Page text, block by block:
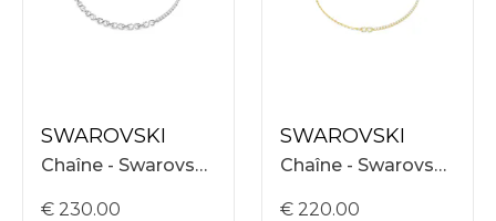
SWAROVSKI
Chaîne - Swarovski Matrix Necklace Mix 38-45 5747732
€ 230.00
SWAROVSKI
Chaîne - Swarovski Matrix Necklace Chain 38-45 5747717
€ 220.00